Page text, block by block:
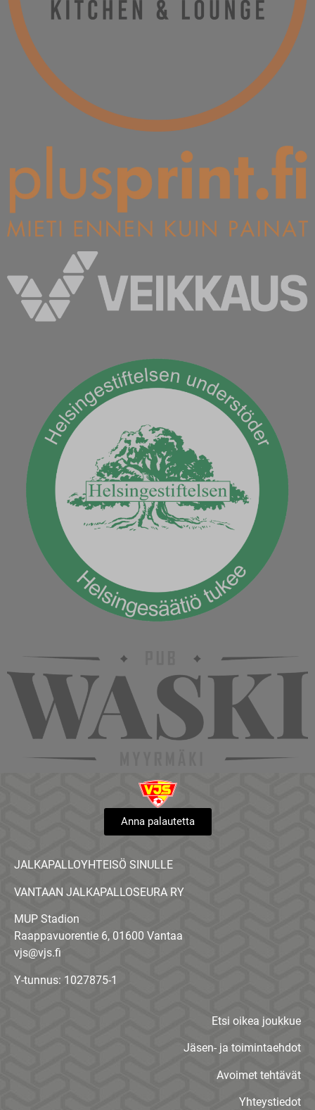
Anna palautetta
JALKAPALLOYHTEISÖ SINULLE
VANTAAN JALKAPALLOSEURA RY
MUP Stadion
Raappavuorentie 6, 01600 Vantaa
vjs@vjs.fi
Y-tunnus: 1027875-1
Etsi oikea joukkue
Jäsen- ja toimintaehdot
Avoimet tehtävät
Yhteystiedot